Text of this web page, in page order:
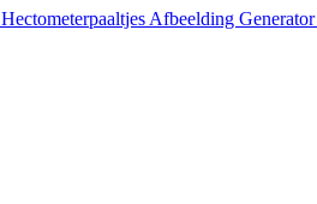
Hectometerpaaltjes Afbeelding Generator